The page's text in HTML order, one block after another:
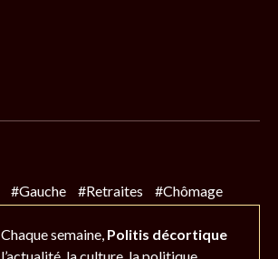
#Gauche #Retraites #Chômage
Chaque semaine, Politis décortique